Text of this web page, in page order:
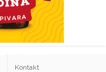
Kontakt